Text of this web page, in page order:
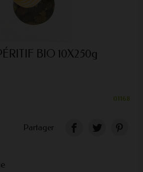
BIO 10X250g
01168
Partager